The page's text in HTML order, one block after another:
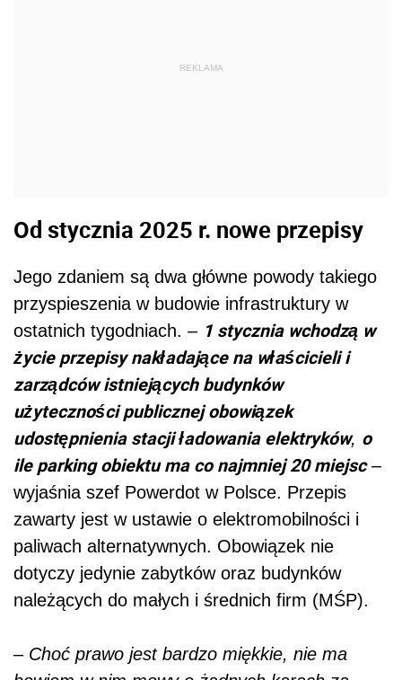
REKLAMA
Od stycznia 2025 r. nowe przepisy
Jego zdaniem są dwa główne powody takiego
przyspieszenia w budowie infrastruktury w
ostatnich tygodniach. – 1 stycznia wchodzą w
życie przepisy nakładające na właścicieli i
zarządców istniejących budynków
użyteczności publicznej obowiązek
udostępnienia stacji ładowania elektryków, o
ile parking obiektu ma co najmniej 20 miejsc–
wyjaśnia szef Powerdot w Polsce. Przepis
zawarty jest w ustawie o elektromobilności i
paliwach alternatywnych. Obowiązek nie
dotyczy jedynie zabytków oraz budynków
należących do małych i średnich firm (MŚP).
– Choć prawo jest bardzo miękkie, nie ma